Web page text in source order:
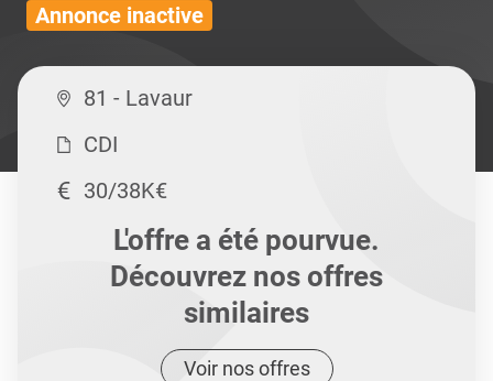
Annonce inactive
81 - Lavaur
CDI
30/38K€
L'offre a été pourvue.
Découvrez nos offres
similaires
Voir nos offres